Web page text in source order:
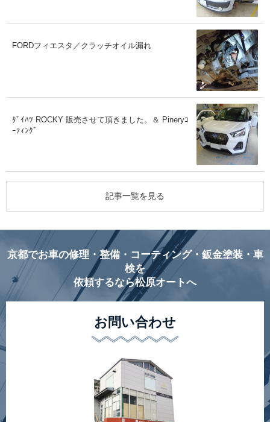
FORDフィエスタ／クラッチオイル漏れ
ﾀﾞｲﾊﾂ ROCKY 販売させて頂きました。＆ Pineryｺ
ｰﾃｨﾝｸﾞ
記事一覧を見る
京都でお車の修理・整備・コーティング・鈑金塗装・車
検を
依頼するなら松原オートへ
お問い合わせ